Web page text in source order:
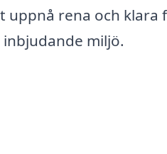
rena och klara
miljö.